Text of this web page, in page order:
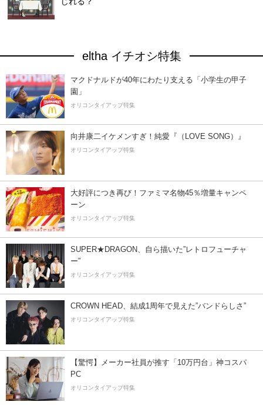
eltha イチオシ特集
マクドナルドが40年にわたり支える「小学生の甲子
園」
オリコンタイアップ特集
向井康二イケメンすぎ！純愛『（LOVE SONG）』
オリコンタイアップ特集
大好評につき再び！ファミマ名物45％増量キャンペ
ーン
オリコンタイアップ特集
SUPER★DRAGON、自ら描いた”レトロフューチャ
ー”
オリコンタイアップ特集
CROWN HEAD、結成1周年で見えた”バンドらしさ”
オリコンタイアップ特集
【驚愕】メーカー社員が推す「10万円台」神コスパ
PC
オリコンタイアップ特集